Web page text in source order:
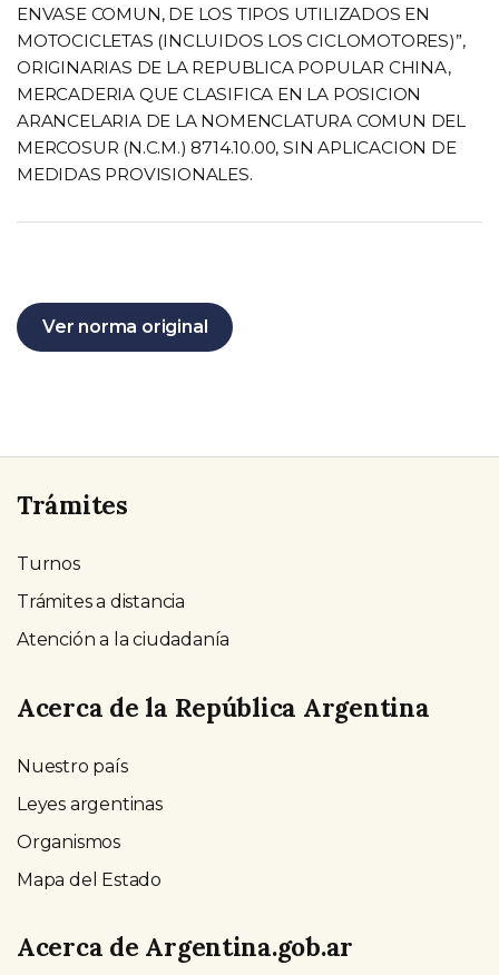
ENVASE COMUN, DE LOS TIPOS UTILIZADOS EN
MOTOCICLETAS (INCLUIDOS LOS CICLOMOTORES)”,
ORIGINARIAS DE LA REPUBLICA POPULAR CHINA,
MERCADERIA QUE CLASIFICA EN LA POSICION
ARANCELARIA DE LA NOMENCLATURA COMUN DEL
MERCOSUR (N.C.M.) 8714.10.00, SIN APLICACION DE
MEDIDAS PROVISIONALES.
Ver norma original
Trámites
Turnos
Trámites a distancia
Atención a la ciudadanía
Acerca de la República Argentina
Nuestro país
Leyes argentinas
Organismos
Mapa del Estado
Acerca de Argentina.gob.ar